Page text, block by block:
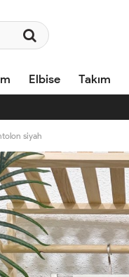
Elbise Takım
siyah